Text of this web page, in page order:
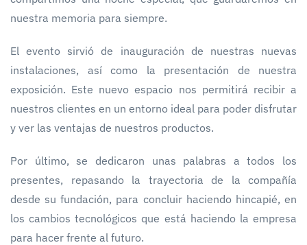
nuestra memoria para siempre.
El evento sirvió de inauguración de nuestras nuevas
instalaciones, así como la presentación de nuestra
exposición. Este nuevo espacio nos permitirá recibir a
nuestros clientes en un entorno ideal para poder disfrutar
y ver las ventajas de nuestros productos.
Por último, se dedicaron unas palabras a todos los
presentes, repasando la trayectoria de la compañía
desde su fundación, para concluir haciendo hincapié, en
los cambios tecnológicos que está haciendo la empresa
para hacer frente al futuro.